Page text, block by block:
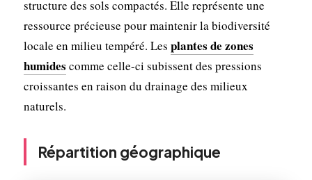
structure des sols compactés. Elle représente une
ressource précieuse pour maintenir la biodiversité
locale en milieu tempéré. Les plantes de zones
humides comme celle-ci subissent des pressions
croissantes en raison du drainage des milieux
naturels.
Répartition géographique